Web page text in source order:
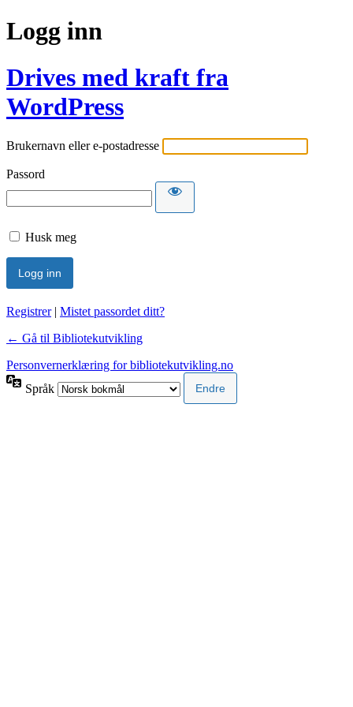
Logg inn
Drives med kraft fra
WordPress
Brukernavn eller e-postadresse
Passord
Husk meg
Registrer| Mistet passordet ditt?
← Gå til Bibliotekutvikling
Personvernerklæring for bibliotekutvikling.no
Språk